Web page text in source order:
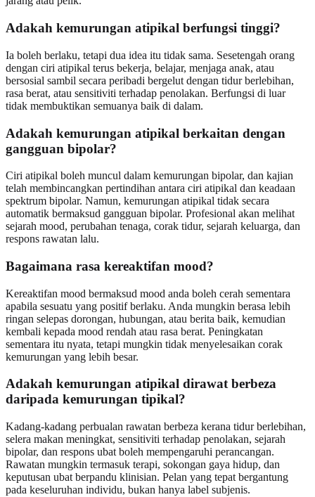
Adakah kemurungan atipikal berfungsi tinggi?
Ia boleh berlaku, tetapi dua idea itu tidak sama. Sesetengah orang
dengan ciri atipikal terus bekerja, belajar, menjaga anak, atau
bersosial sambil secara peribadi bergelut dengan tidur berlebihan,
rasa berat, atau sensitiviti terhadap penolakan. Berfungsi di luar
tidak membuktikan semuanya baik di dalam.
Adakah kemurungan atipikal berkaitan dengan
gangguan bipolar?
Ciri atipikal boleh muncul dalam kemurungan bipolar, dan kajian
telah membincangkan pertindihan antara ciri atipikal dan keadaan
spektrum bipolar. Namun, kemurungan atipikal tidak secara
automatik bermaksud gangguan bipolar. Profesional akan melihat
sejarah mood, perubahan tenaga, corak tidur, sejarah keluarga, dan
respons rawatan lalu.
Bagaimana rasa kereaktifan mood?
Kereaktifan mood bermaksud mood anda boleh cerah sementara
apabila sesuatu yang positif berlaku. Anda mungkin berasa lebih
ringan selepas dorongan, hubungan, atau berita baik, kemudian
kembali kepada mood rendah atau rasa berat. Peningkatan
sementara itu nyata, tetapi mungkin tidak menyelesaikan corak
kemurungan yang lebih besar.
Adakah kemurungan atipikal dirawat berbeza
daripada kemurungan tipikal?
Kadang-kadang perbualan rawatan berbeza kerana tidur berlebihan,
selera makan meningkat, sensitiviti terhadap penolakan, sejarah
bipolar, dan respons ubat boleh mempengaruhi perancangan.
Rawatan mungkin termasuk terapi, sokongan gaya hidup, dan
keputusan ubat berpandu klinisian. Pelan yang tepat bergantung
pada keseluruhan individu, bukan hanya label subjenis.